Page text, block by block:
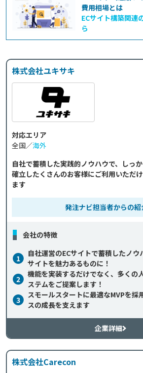
費用相場とは
ECサイト構築関連
ら
株式会社ユキサキ
対応エリア
全国／海外
自社で蓄積した実践的ノウハウで、しっ
確立したくさんのお客様にご利用いただ
ます
発注ナビ担当者からの紹
会社の特徴
1
自社運営のECサイトで蓄積したノウ
サイトを魅力あるものに！
2
機能を実装するだけでなく、多くの
ステムをご提案します！
3
スモールスタートに最適なMVPを採
スの成長を支えます
企業詳細
株式会社Carecon